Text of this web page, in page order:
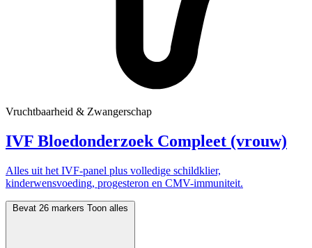
Vruchtbaarheid & Zwangerschap
IVF Bloedonderzoek Compleet (vrouw)
Alles uit het IVF-panel plus volledige schildklier,
kinderwensvoeding, progesteron en CMV-immuniteit.
Bevat 26 markers Toon alles